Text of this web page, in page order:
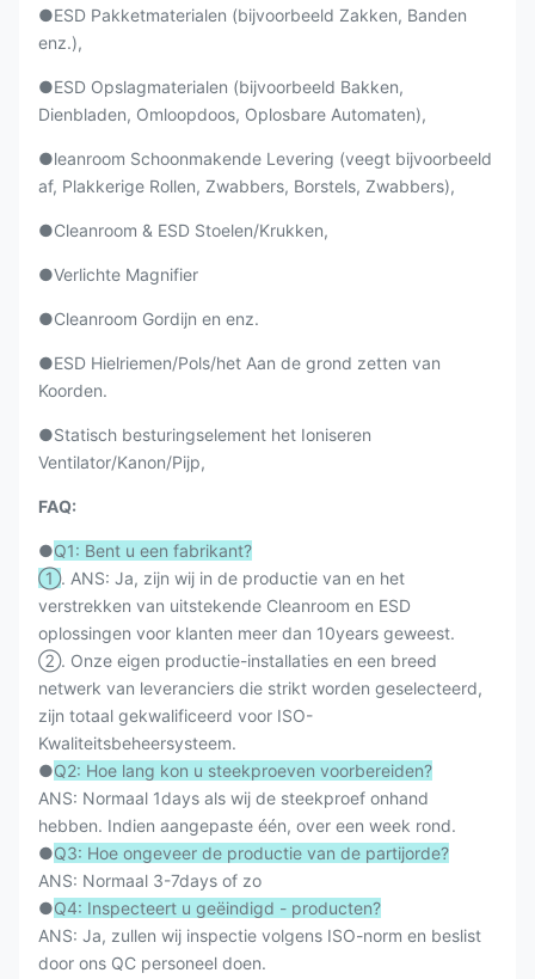
●ESD Pakketmaterialen (bijvoorbeeld Zakken, Banden
enz.),
●ESD Opslagmaterialen (bijvoorbeeld Bakken,
Dienbladen, Omloopdoos, Oplosbare Automaten),
●leanroom Schoonmakende Levering (veegt bijvoorbeeld
af, Plakkerige Rollen, Zwabbers, Borstels, Zwabbers),
●Cleanroom & ESD Stoelen/Krukken,
●Verlichte Magnifier
●Cleanroom Gordijn en enz.
●ESD Hielriemen/Pols/het Aan de grond zetten van
Koorden.
●Statisch besturingselement het Ioniseren
Ventilator/Kanon/Pijp,
FAQ:
●Q1: Bent u een fabrikant?
①. ANS: Ja, zijn wij in de productie van en het
verstrekken van uitstekende Cleanroom en ESD
oplossingen voor klanten meer dan 10years geweest.
②. Onze eigen productie-installaties en een breed
netwerk van leveranciers die strikt worden geselecteerd,
zijn totaal gekwalificeerd voor ISO-
Kwaliteitsbeheersysteem.
●Q2: Hoe lang kon u steekproeven voorbereiden?
ANS: Normaal 1days als wij de steekproef onhand
hebben. Indien aangepaste één, over een week rond.
●Q3: Hoe ongeveer de productie van de partijorde?
ANS: Normaal 3-7days of zo
●Q4: Inspecteert u geëindigd - producten?
ANS: Ja, zullen wij inspectie volgens ISO-norm en beslist
door ons QC personeel doen.